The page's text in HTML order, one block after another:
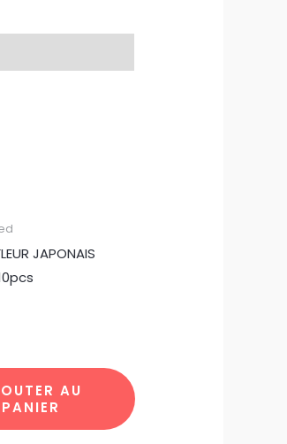
JAPONAIS
AU
PANIER